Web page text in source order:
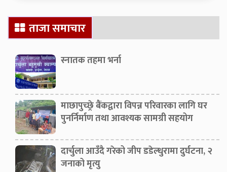
Secondary
Sidebar
ताजा समाचार
स्नातक तहमा भर्ना
माछापुच्छ्रे बैंकद्वारा विपन्न परिवारका लागि घर
पुनर्निर्माण तथा आवश्यक सामग्री सहयोग
दार्चुला आउँदै गरेको जीप डडेल्धुरामा दुर्घटना, २
जनाको मृत्यु